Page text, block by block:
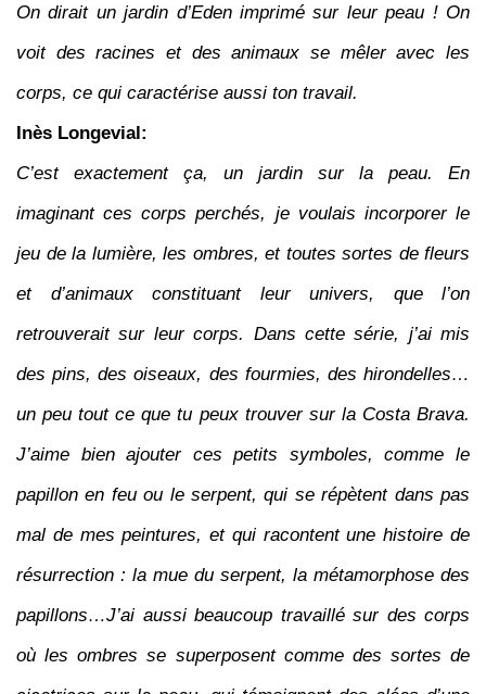
On dirait un jardin d’Eden imprimé sur leur peau ! On
voit des racines et des animaux se mêler avec les
corps, ce qui caractérise aussi ton travail.
Inès Longevial:
C’est exactement ça, un jardin sur la peau. En
imaginant ces corps perchés, je voulais incorporer le
jeu de la lumière, les ombres, et toutes sortes de fleurs
et d’animaux constituant leur univers, que l’on
retrouverait sur leur corps. Dans cette série, j’ai mis
des pins, des oiseaux, des fourmies, des hirondelles…
un peu tout ce que tu peux trouver sur la Costa Brava.
J’aime bien ajouter ces petits symboles, comme le
papillon en feu ou le serpent, qui se répètent dans pas
mal de mes peintures, et qui racontent une histoire de
résurrection : la mue du serpent, la métamorphose des
papillons…J’ai aussi beaucoup travaillé sur des corps
où les ombres se superposent comme des sortes de